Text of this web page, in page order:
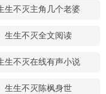
生不灭主角几个老婆
生生不灭全文阅读
生不灭在线有声小说
生生不灭陈枫身世